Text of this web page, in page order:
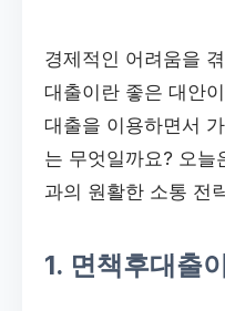
경제적인 어려움을
대출이란 좋은 대안
대출을 이용하면서
는 무엇일까요? 오늘
과의 원활한 소통 전
1. 면책후대출